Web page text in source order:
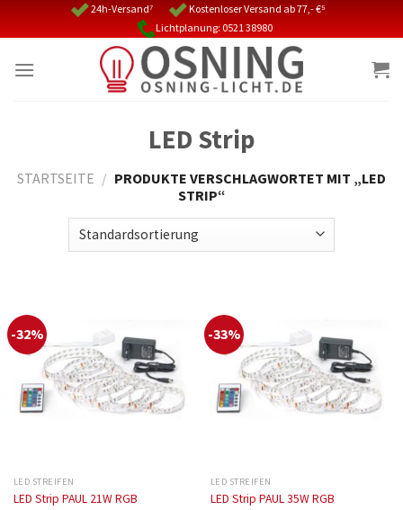
24h-Versand⁷
Kostenloser Versand ab 77,- €⁵
Lichtplanung: 0521 38980
LED Strip
STARTSEITE / PRODUKTE VERSCHLAGWORTET MIT „LED
STRIP“
-32%
LED STREIFEN
LED Strip PAUL 21W RGB
-33%
LED STREIFEN
LED Strip PAUL 35W RGB